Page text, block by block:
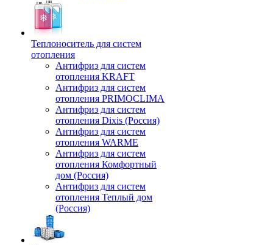
Теплоноситель для систем
отопления
Антифриз для систем
отопления KRAFT
Антифриз для систем
отопления PRIMOCLIMA
Антифриз для систем
отопления Dixis (Россия)
Антифриз для систем
отопления WARME
Антифриз для систем
отопления Комфортный
дом (Россия)
Антифриз для систем
отопления Теплый дом
(Россия)